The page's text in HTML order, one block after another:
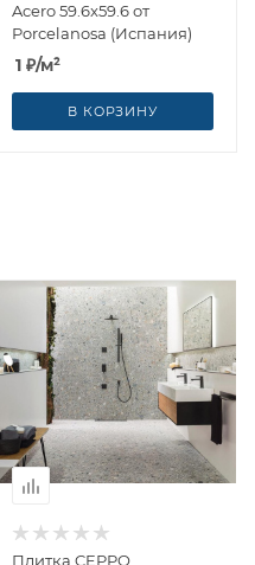
Acero 59.6x59.6 от
Porcelanosa (Испания)
1 ₽/м²
В КОРЗИНУ
Плитка CEPPO